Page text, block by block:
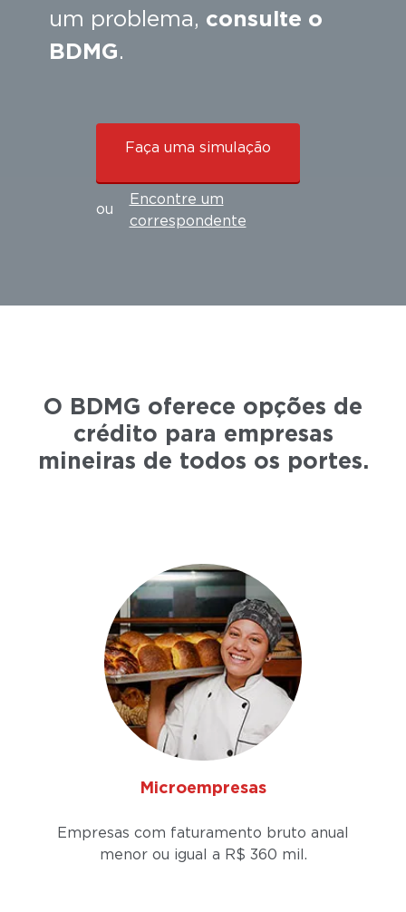
um problema, consulte o
BDMG.
Faça uma simulação
ou
Encontre um
correspondente
O BDMG oferece opções de
crédito para empresas
mineiras de todos os portes.
Microempresas
Empresas com faturamento bruto anual
menor ou igual a R$ 360 mil.